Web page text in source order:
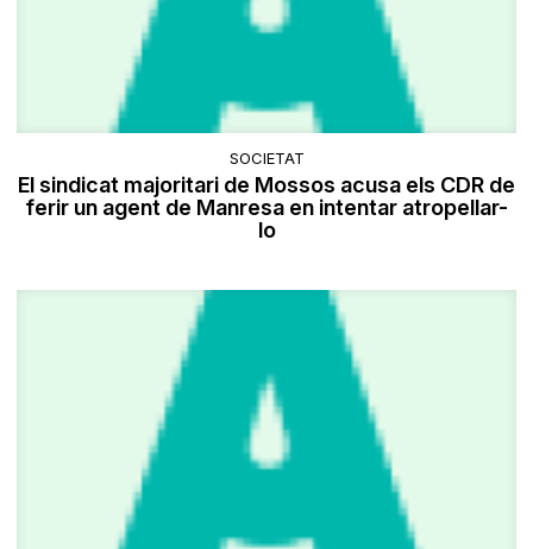
SOCIETAT
El sindicat majoritari de Mossos acusa els CDR de
ferir un agent de Manresa en intentar atropellar-
lo